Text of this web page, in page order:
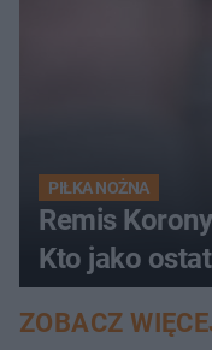
PIŁKA NOŻNA
Remis
Kto jako
ZOBACZ